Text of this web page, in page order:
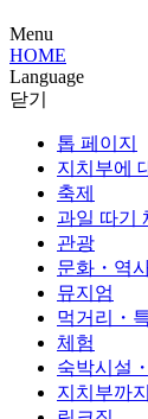
Menu
HOME
Language
닫기
톱 페이지
지치부에
축제
과일 따기
관광
문화・역
뮤지엄
먹거리・
체험
숙박시설
지치부까